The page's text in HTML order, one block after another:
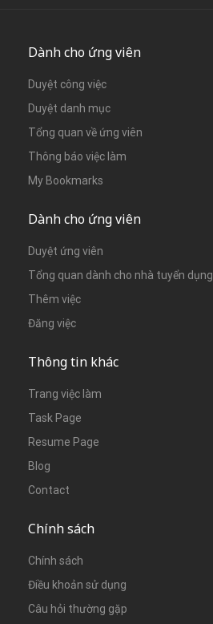
Dành cho ứng viên
Duyệt công việc
Duyệt danh mục
Tổng quan về ứng viên
Thông báo việc làm
My Bookmarks
Dành cho ứng viên
Duyệt ứng viên
Tổng quan dành cho nhà tuyển dụng
Thêm việc
Đăng việc
Thông tin khác
Trang việc làm
Task Page
Resume Page
Blog
Contact
Chính sách
Chính sách
Điều khoản sử dụng
Câu hỏi thường gặp